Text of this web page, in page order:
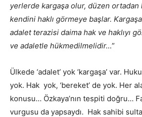
yerlerde kargaşa olur, düzen ortadan
kendini haklı görmeye başlar. Kargaşa
adalet terazisi daima hak ve haklıyı
ve adaletle hükmedilmelidir…”
Ülkede ‘adalet’ yok ‘kargaşa’ var.
yok. Hak yok, ‘bereket’ de yok. Her
konusu… Özkaya’nın tespiti doğru…
vurgusu da yapsaydı. Hak sahibi